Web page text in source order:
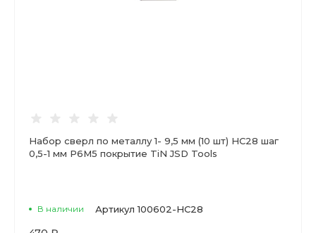
Набор сверл по металлу 1- 9,5 мм (10 шт) НС28 шаг
0,5-1 мм Р6М5 покрытие TiN JSD Tools
В наличии Артикул 100602-НС28